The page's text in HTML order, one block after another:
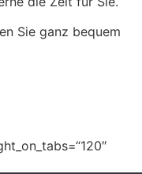
Sie ganz bequem